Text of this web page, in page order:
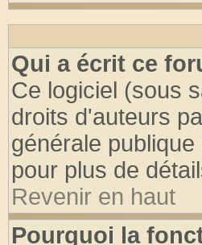
Qui a écrit ce
Ce logiciel (sous
droits d'auteurs
générale
pour plus de
Revenir en haut
Pourquoi la